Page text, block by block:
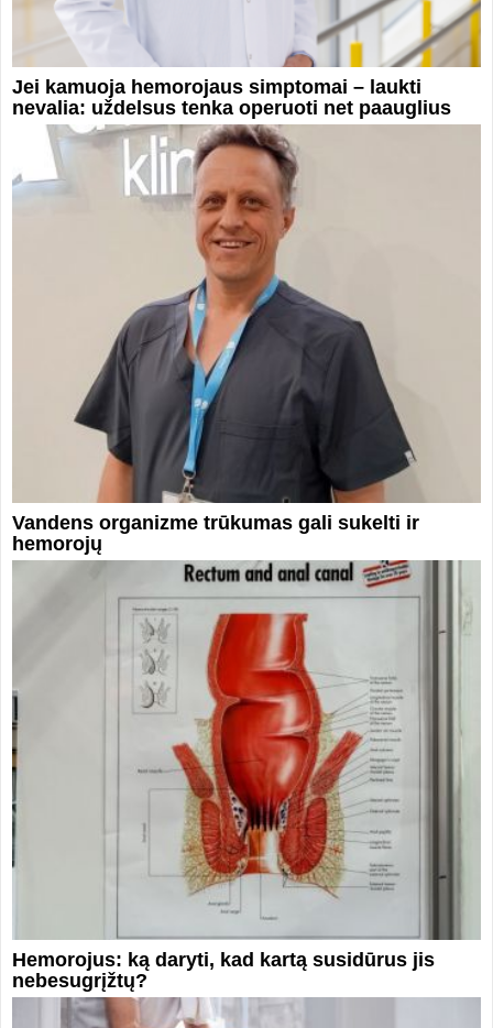
Jei kamuoja hemorojaus simptomai – laukti
nevalia: uždelsus tenka operuoti net paauglius
Vandens organizme trūkumas gali sukelti ir
hemorojų
Hemorojus: ką daryti, kad kartą susidūrus jis
nebesugrįžtų?